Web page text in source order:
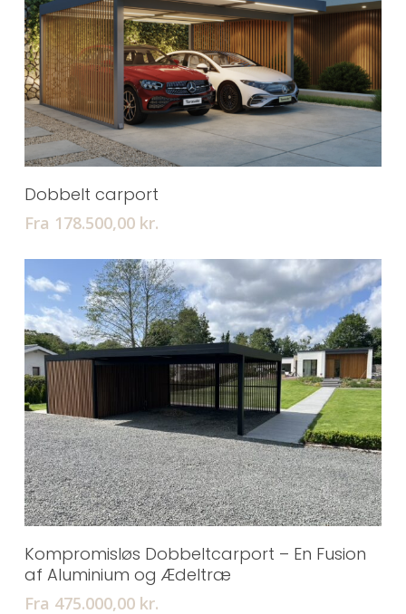
Dobbelt carport
Fra 178.500,00 kr.
Tilføj Til Kurv
Kompromisløs Dobbeltcarport – En Fusion
af Aluminium og Ædeltræ
Fra 475.000,00 kr.